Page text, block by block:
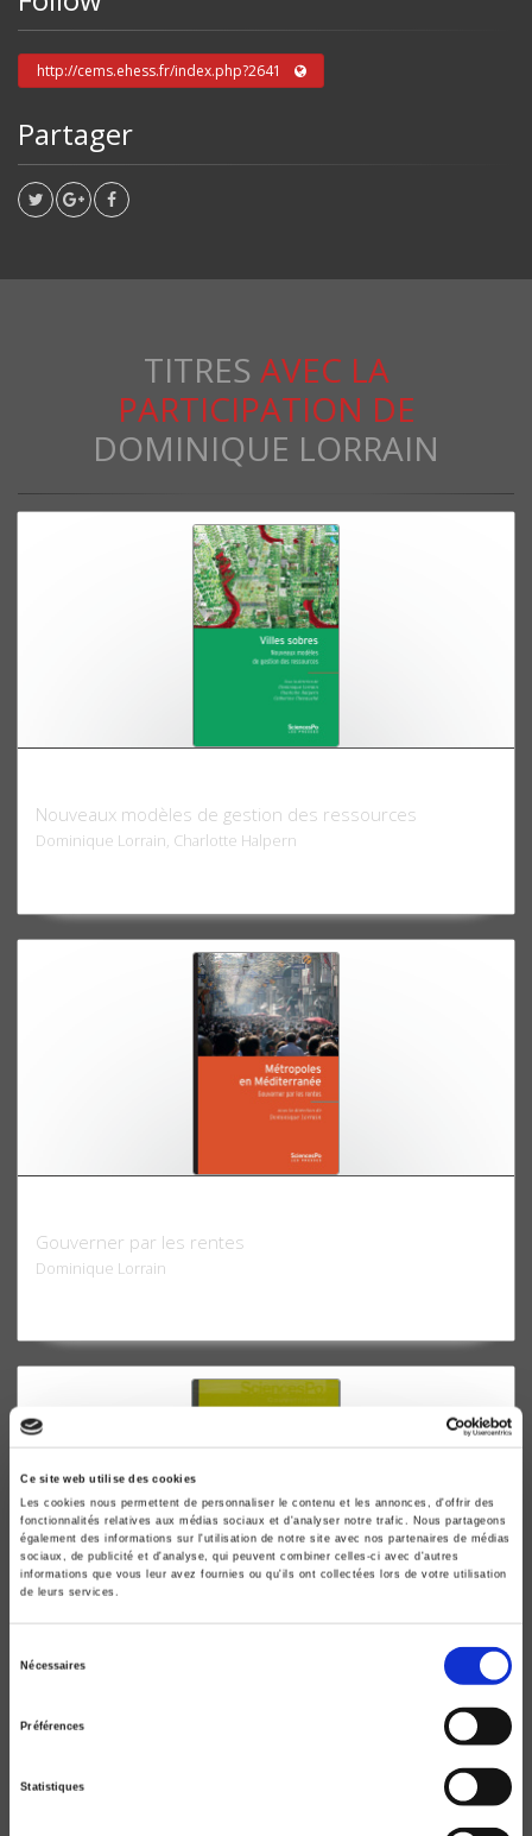
Ce site web utilise des cookies
Les cookies nous permettent de personnaliser le contenu et les annonces, d'offrir des
fonctionnalités relatives aux médias sociaux et d'analyser notre trafic. Nous partageons
également des informations sur l'utilisation de notre site avec nos partenaires de médias
sociaux, de publicité et d'analyse, qui peuvent combiner celles-ci avec d'autres
informations que vous leur avez fournies ou qu'ils ont collectées lors de votre utilisation
de leurs services.
Nécessaires
Préférences
Statistiques
http://cems.ehess.fr/index.php?2641
Partager
TITRES AVEC LA
PARTICIPATION DE
DOMINIQUE LORRAIN
Nouveaux modèles de gestion des ressources
Dominique Lorrain, Charlotte Halpern
Gouverner par les rentes
Dominique Lorrain
Dominique Lorrain